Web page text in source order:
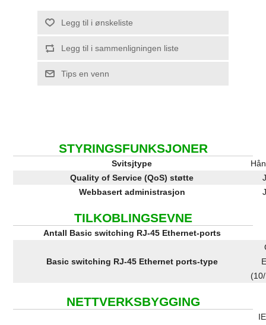
Legg til i ønskeliste
Legg til i sammenligningen liste
Tips en venn
STYRINGSFUNKSJONER
Svitsjtype
Quality of Service (QoS) støtte
Webbasert administrasjon
TILKOBLINGSEVNE
Antall Basic switching RJ-45 Ethernet-ports
Basic switching RJ-45 Ethernet ports-type
NETTVERKSBYGGING